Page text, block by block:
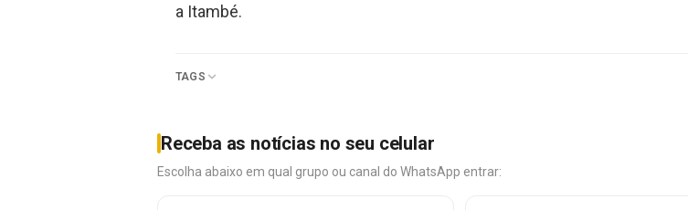
a Itambé.
TAGS
Receba as notícias no seu celular
Escolha abaixo em qual grupo ou canal do WhatsApp entrar: